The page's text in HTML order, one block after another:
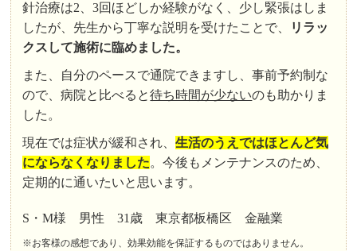
針治療は2、3回ほどしか経験がなく、少し緊張はしま
したが、先生から丁寧な説明を受けたことで、
リラッ
クスして施術に臨めました。
また、自分のペースで通院できますし、事前予約制な
ので、病院と比べると待ち時間が少ないのも助かりま
した。
現在では症状が緩和され、生活のうえではほとんど気
にならなくなりました。今後もメンテナンスのため、
定期的に通いたいと思います。
S・M様 男性 31歳 東京都板橋区 金融業
※お客様の感想であり、効果効能を保証するものではありません。